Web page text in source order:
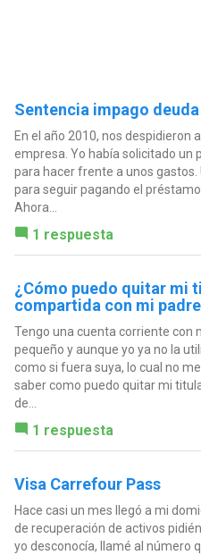
Sentencia impago deuda
En el año 2010, nos despidieron
empresa. Yo había solicitado un
para hacer frente a unos gastos.
para seguir pagando el
Ahora...
1 respuesta
¿Cómo puedo quitar mi
compartida con mi
Tengo una cuenta corriente con
pequeño y aunque yo ya no la
como si fuera suya, lo cual no
saber como puedo quitar mi
de...
1 respuesta
Visa Carrefour Pass
Hace casi un mes llegó a mi
de recuperación de activos
yo desconocía, llamé al número